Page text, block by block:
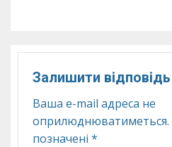
Залишити відповідь
Ваша e-mail адреса не
оприлюднюватиметься.
позначені *